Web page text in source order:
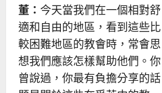
董： 今天當我們在一個相對舒
適和自由的地區，看到這些比
較困難地區的教會時，常會思
想我們應該怎樣幫助他們。你
曾說過，你最有負擔分享的話